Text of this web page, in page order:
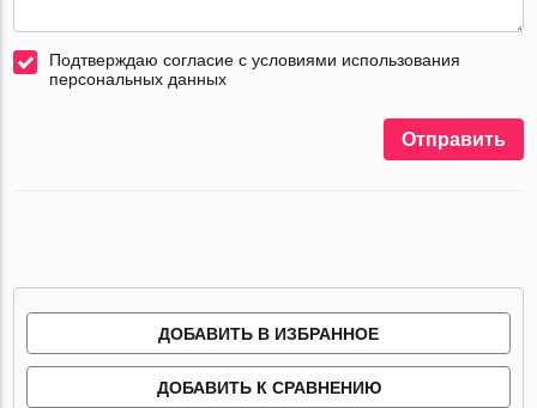
Подтверждаю согласие с условиями использования
персональных данных
Отправить
ДОБАВИТЬ В ИЗБРАННОЕ
ДОБАВИТЬ К СРАВНЕНИЮ